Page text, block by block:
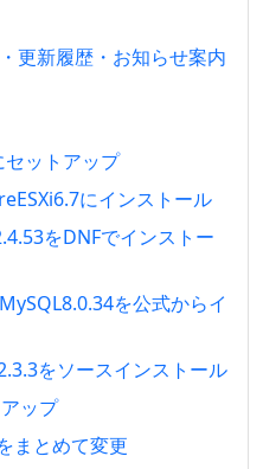
更新履歴・お知らせ案内
ットアップ
にインストール
をDNFでインストー
を公式からイ
をソースインストール
ップ
まとめて変更